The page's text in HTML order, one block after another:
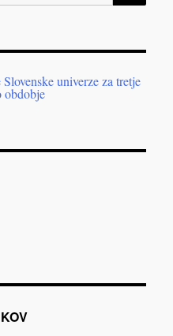
univerze za tretje
obdobje